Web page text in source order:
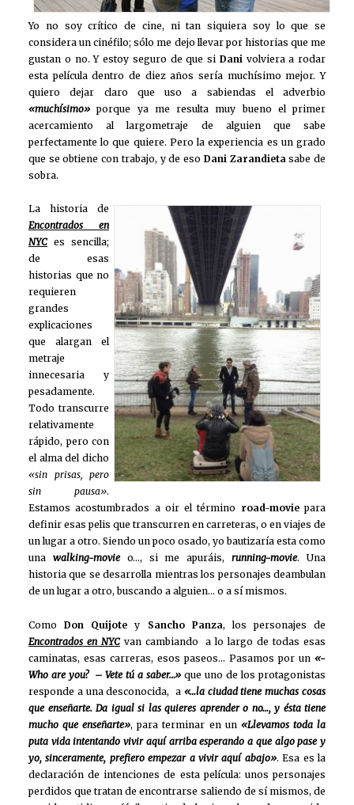
Yo no soy crítico de cine, ni tan siquiera soy lo que se
considera un cinéfilo; sólo me dejo llevar por historias que me
gustan o no. Y estoy seguro de que si Dani volviera a rodar
esta película dentro de diez años sería muchísimo mejor. Y
quiero dejar claro que uso a sabiendas el adverbio
«muchísimo» porque ya me resulta muy bueno el primer
acercamiento al largometraje de alguien que sabe
perfectamente lo que quiere. Pero la experiencia es un grado
que se obtiene con trabajo, y de eso Dani Zarandieta sabe de
sobra.
La historia de
Encontrados en
NYC es sencilla;
de esas
historias que no
requieren
grandes
explicaciones
que alargan el
metraje
innecesaria y
pesadamente.
Todo transcurre
relativamente
rápido, pero con
el alma del dicho
«sin prisas, pero
sin pausa».
Estamos acostumbrados a oir el término road-moviepara
definir esas pelis que transcurren en carreteras, o en viajes de
un lugar a otro. Siendo un poco osado, yo bautizaría esta como
una walking-movieo…, si me apuráis,running-movie. Una
historia que se desarrolla mientras los personajes deambulan
de un lugar a otro, buscando a alguien… o a sí mismos.
ComoDon Quijote y Sancho Panza, los personajes de
Encontrados en NYCvan cambiando a lo largo de todas esas
caminatas, esas carreras, esos paseos… Pasamos por un «-
Who are you? – Vete tú a saber…» que uno de los protagonistas
responde a una desconocida, a «…la ciudad tiene muchas cosas
que enseñarte. Da igual si las quieres aprender o no…, y ésta tiene
mucho que enseñarte», para terminar en un «Llevamos toda la
puta vida intentando vivir aquí arriba esperando a que algo pase y
yo, sinceramente, prefiero empezar a vivir aquí abajo». Esa es la
declaración de intenciones de esta película: unos personajes
perdidos que tratan de encontrarse saliendo de sí mismos, de